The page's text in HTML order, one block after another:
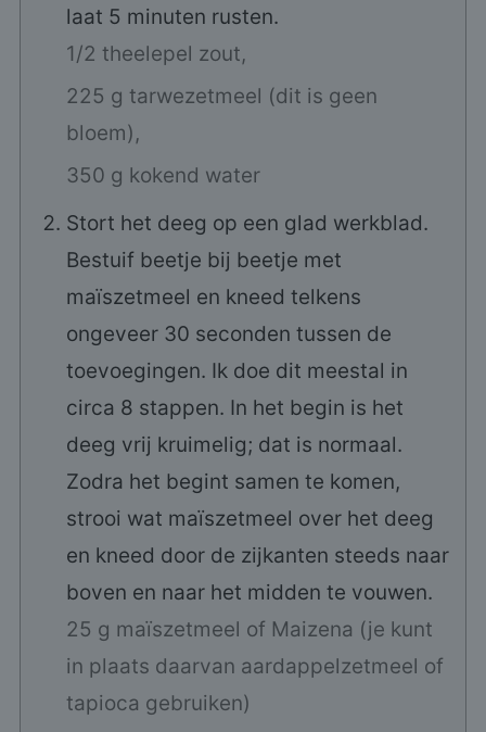
laat 5 minuten rusten.
1/2 theelepel zout,
225 g tarwezetmeel (dit is geen
bloem),
350 g kokend water
Stort het deeg op een glad werkblad.
Bestuif beetje bij beetje met
maïszetmeel en kneed telkens
ongeveer 30 seconden tussen de
toevoegingen. Ik doe dit meestal in
circa 8 stappen. In het begin is het
deeg vrij kruimelig; dat is normaal.
Zodra het begint samen te komen,
strooi wat maïszetmeel over het deeg
en kneed door de zijkanten steeds naar
boven en naar het midden te vouwen.
25 g maïszetmeel of Maizena (je kunt
in plaats daarvan aardappelzetmeel of
tapioca gebruiken)